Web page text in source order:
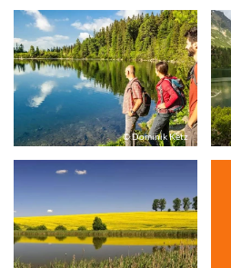
© Dominik Ketz